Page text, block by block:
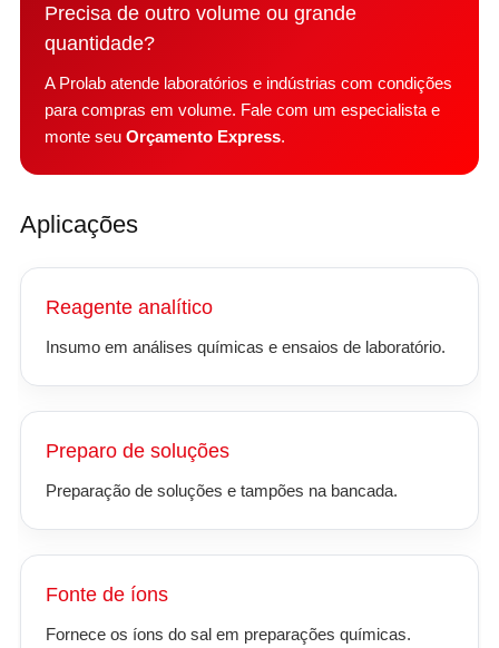
Precisa de outro volume ou grande
quantidade?
A Prolab atende laboratórios e indústrias com condições
para compras em volume. Fale com um especialista e
monte seu Orçamento Express.
Aplicações
Reagente analítico
Insumo em análises químicas e ensaios de laboratório.
Preparo de soluções
Preparação de soluções e tampões na bancada.
Fonte de íons
Fornece os íons do sal em preparações químicas.